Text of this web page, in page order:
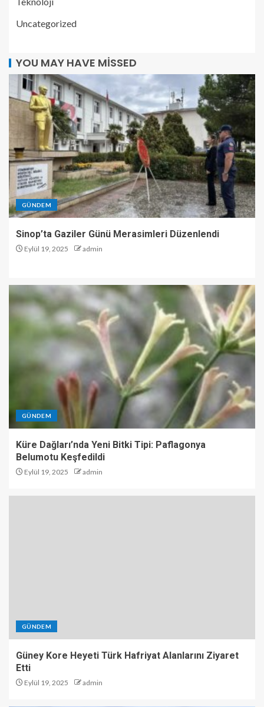
Uncategorized
YOU MAY HAVE MISSED
GÜNDEM
Sinop’ta Gaziler Günü Merasimleri Düzenlendi
Eylül 19, 2025 admin
GÜNDEM
Küre Dağları’nda Yeni Bitki Tipi: Paflagonya
Belumotu Keşfedildi
Eylül 19, 2025 admin
GÜNDEM
Güney Kore Heyeti Türk Hafriyat Alanlarını Ziyaret
Etti
Eylül 19, 2025 admin